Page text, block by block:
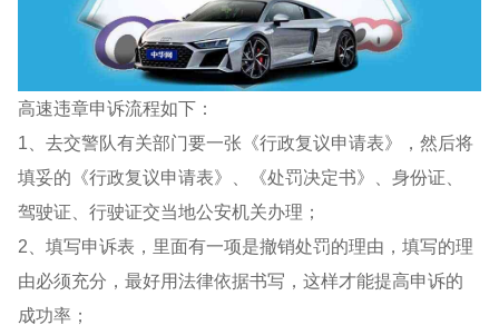
高速违章申诉流程如下：
1、去交警队有关部门要一张《行政复议申请表》，然后将
填妥的《行政复议申请表》、《处罚决定书》、身份证、
驾驶证、行驶证交当地公安机关办理；
2、填写申诉表，里面有一项是撤销处罚的理由，填写的理
由必须充分，最好用法律依据书写，这样才能提高申诉的
成功率；